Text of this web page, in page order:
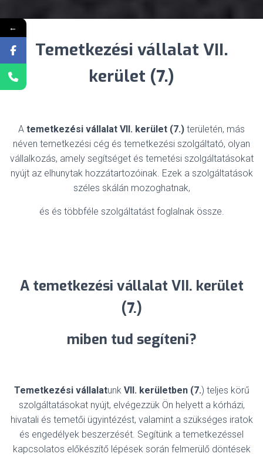
Temetkezési vállalat VII.
kerület (7.)
A temetkezési vállalat VII. kerület (7.) területén, más
néven temetkezési cég és temetkezési szolgáltató, olyan
vállalkozás, amely segítséget és temetési szolgáltatásokat
nyújt az elhunytak hozzátartozóinak. Ezek a szolgáltatások
széles skálán mozoghatnak,
és és többféle szolgáltatást foglalnak össze.
A temetkezési vállalat VII. kerület
(7.)
miben tud segíteni?
Temetkezési vállalatunk VII. kerületben (7.) teljes körű
szolgáltatásokat nyújt, elvégezzük Ön helyett a kórházi,
hivatali és temetői ügyintézést, valamint a szükséges iratok
és engedélyek beszerzését. Segítünk a temetkezéssel
kapcsolatos előkészítő lépések során felmerülő döntések
←